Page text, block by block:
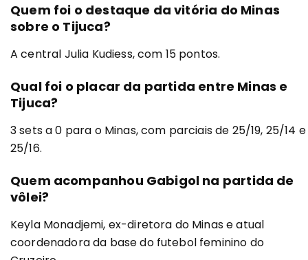
Quem foi o destaque da vitória do Minas
sobre o Tijuca?
A central Julia Kudiess, com 15 pontos.
Qual foi o placar da partida entre Minas e
Tijuca?
3 sets a 0 para o Minas, com parciais de 25/19, 25/14 e
25/16.
Quem acompanhou Gabigol na partida de
vôlei?
Keyla Monadjemi, ex-diretora do Minas e atual
coordenadora da base do futebol feminino do